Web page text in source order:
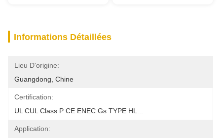
Informations Détaillées
Lieu D'origine:
Guangdong, Chine
Certification:
UL CUL Class P CE ENEC Gs TYPE HL...
Application: